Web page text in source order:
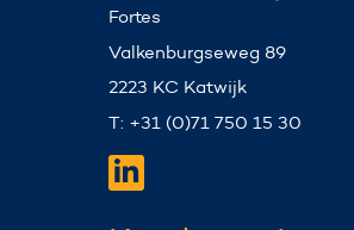
Fortes
Valkenburgseweg 89
2223 KC Katwijk
T: +31 (0)71 750 15 30